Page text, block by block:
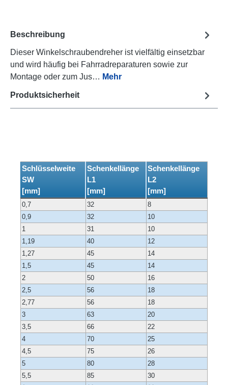
Beschreibung
Dieser Winkelschraubendreher ist vielfältig einsetzbar
und wird häufig bei Fahrradreparaturen sowie zur
Montage oder zum Jus… Mehr
Produktsicherheit
Schlüsselweite
SW
[mm]
Schenkellänge
L1
[mm]
Schenkellänge
L2
[mm]
0,7 32
8
0,9
32
10
1
31
10
1,19
40
12
1,27
45
14
1,5
45
14
2
50
16
2,5
56
18
2,77
56
18
3
63
20
3,5
66
22
4
70
25
4,5
75
26
5
80
28
5,5
85
30